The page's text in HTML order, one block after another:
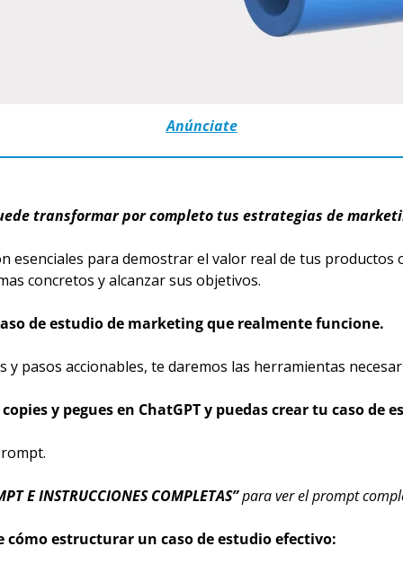
Anúnciate
transformar por completo tus estrategias de
esenciales para demostrar el valor real de tus
concretos y alcanzar sus objetivos.
de estudio de marketing que realmente funcione.
pasos accionables, te daremos las herramientas
y pegues en ChatGPT y puedas crear tu caso de
E INSTRUCCIONES COMPLETAS” para ver el prompt
estructurar un caso de estudio efectivo: